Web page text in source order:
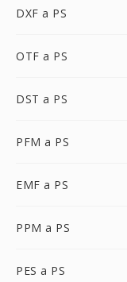
DXF a PS
OTF a PS
DST a PS
PFM a PS
EMF a PS
PPM a PS
PES a PS